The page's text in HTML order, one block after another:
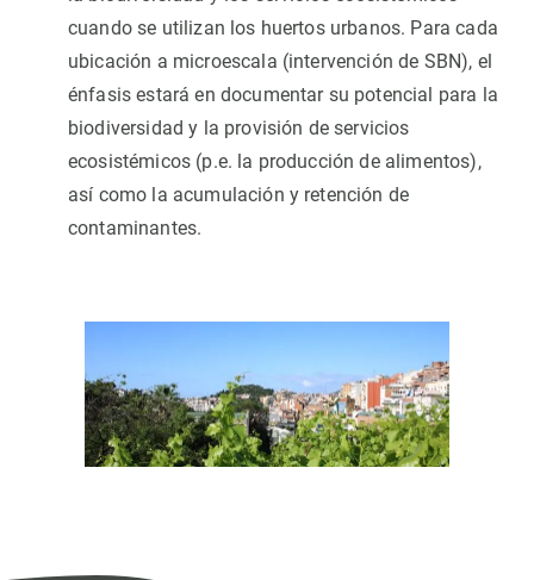
cuando se utilizan los huertos urbanos. Para cada
ubicación a microescala (intervención de SBN), el
énfasis estará en documentar su potencial para la
biodiversidad y la provisión de servicios
ecosistémicos (p.e. la producción de alimentos),
así como la acumulación y retención de
contaminantes.